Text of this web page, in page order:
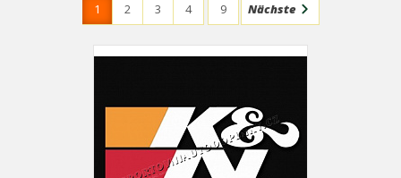
1 2 3 4 9 Nächste